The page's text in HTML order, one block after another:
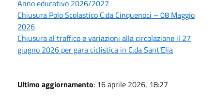
Anno educativo 2026/2027
Chiusura Polo Scolastico C.da Cinquenoci – 08 Maggio
2026
Chiusura al traffico e variazioni alla circolazione il 27
giugno 2026 per gara ciclistica in C.da Sant'Elia
Ultimo aggiornamento: 16 aprile 2026, 18:27